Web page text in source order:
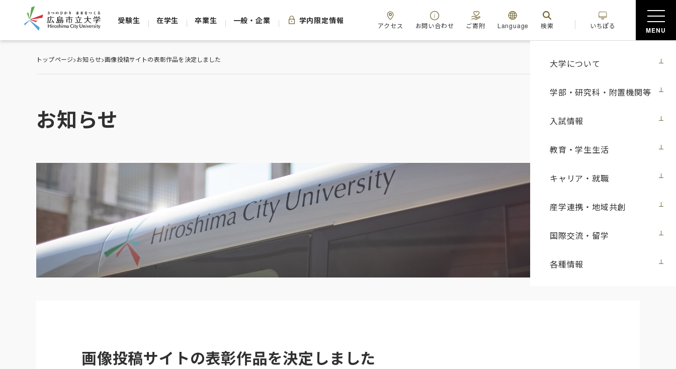
大学について
学部・研究科・附置機関等
入試情報
教育・学生生活
キャリア・就職
産学連携・地域共創
国際交流・留学
各種情報
受験生 在学生 卒業生 一般・企業 学内限定情報
アクセス お問い合わせ ご寄附 Language 検索 いちぽる
MENU
トップページ>お知らせ>画像投稿サイトの表彰作品を決定しました
お知らせ
画像投稿サイトの表彰作品を決定しました